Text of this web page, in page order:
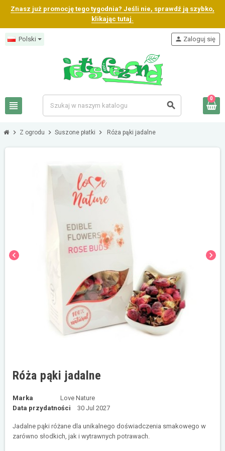
Znasz już promocję tego tygodnia? Jeśli nie, sprawdź ją szybko,
klikając tutaj.
Polski
view_headline search
person Zaloguj się
0
chevron_right Z ogrodu chevron_right Suszone płatki chevron_right Róża pąki jadalne
chevron_left chevron_right
Róża pąki jadalne
Marka
Love Nature
Data przydatności
30 Jul 2027
Jadalne pąki różane dla unikalnego doświadczenia smakowego w
zarówno słodkich, jak i wytrawnych potrawach.